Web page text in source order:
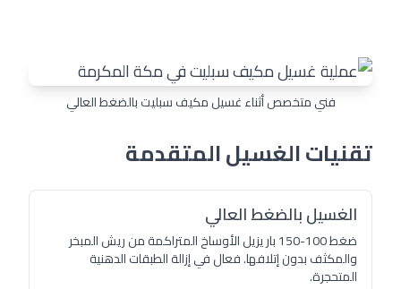
فني متخصص أثناء غسيل مكيف سبليت بالضغط العالي
تقنيات الغسيل المتقدمة
الغسيل بالضغط العالي
ضغط 100-150 بار يزيل الأوساخ المتراكمة من ريش المبخر
والمكثف بدون إتلافها. فعال في إزالة الطبقات الدهنية
المتحجرة.